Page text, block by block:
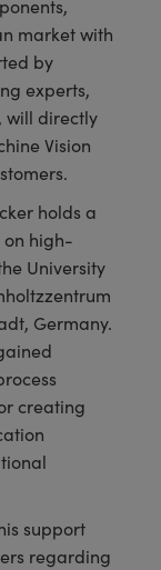
market with
by
experts,
will directly
Vision
holds a
on high-
University
Germany.
creating
support
regarding